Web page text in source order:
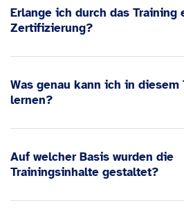
Erlange ich durch das Training
Zertifizierung?
Was genau kann ich in diesem
lernen?
Auf welcher Basis wurden die
Trainingsinhalte gestaltet?